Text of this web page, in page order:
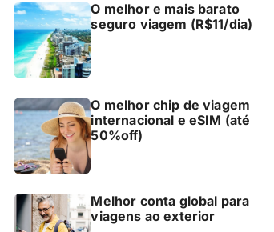
O melhor e mais barato
seguro viagem (R$11/dia)
O melhor chip de viagem
internacional e eSIM (até
50%off)
Melhor conta global para
viagens ao exterior